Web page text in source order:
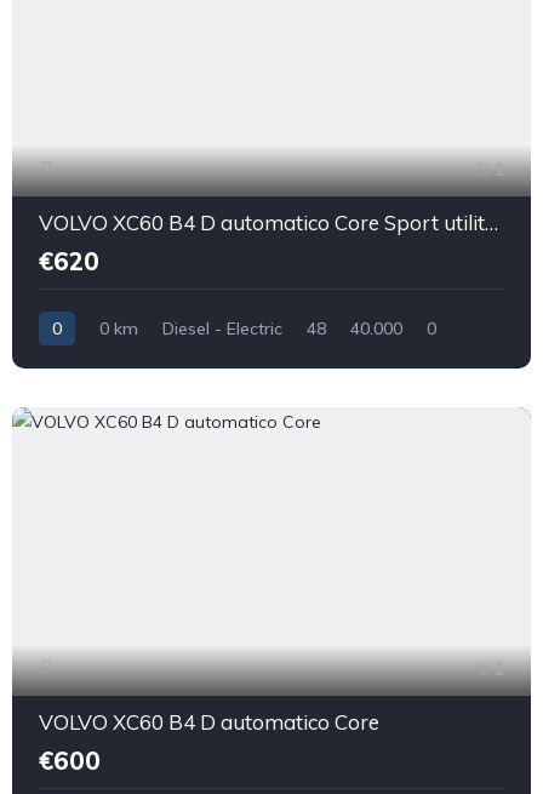
1
VOLVO XC60 B4 D automatico Core Sport utility vehicle 5-door (Euro 6D)
€620
0 0 km Diesel - Electric 48 40.000 0
1
VOLVO XC60 B4 D automatico Core
€600